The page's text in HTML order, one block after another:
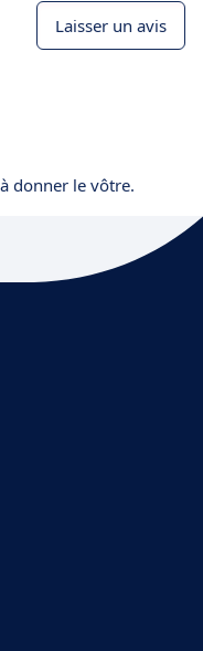
Laisser un avis
donner le vôtre.